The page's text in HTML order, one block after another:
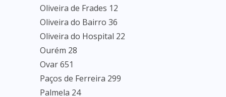
Oliveira de Frades 12
Oliveira do Bairro 36
Oliveira do Hospital 22
Ourém 28
Ovar 651
Paços de Ferreira 299
Palmela 24